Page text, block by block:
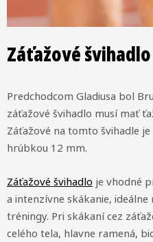
Záťažové
Predchodcom Gladiusa bol
záťažové švihadlo musí mať
Záťažové na tomto švihadle
hrúbkou 12 mm.
Záťažové švihadlo je vhodné
a intenzívne skákanie,
tréningy. Pri skákaní cez
celého tela, hlavne ramená,